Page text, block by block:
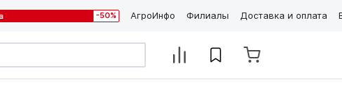
-50% АгроИнфо Филиалы Доставка и оплата